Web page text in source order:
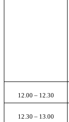
12.00 – 12.30
12.30 – 13.00